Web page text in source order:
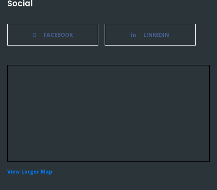
Social
FACEBOOK LINKEDIN
View Larger Map